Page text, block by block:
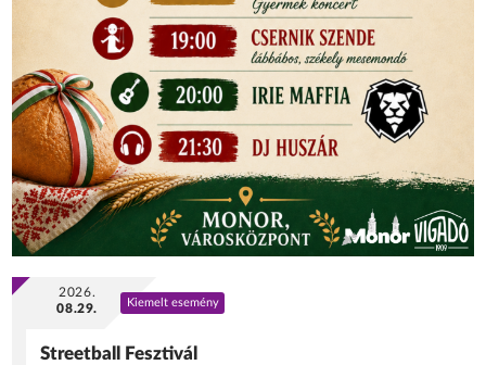
2026.
08.29.
Kiemelt esemény
Streetball Fesztivál